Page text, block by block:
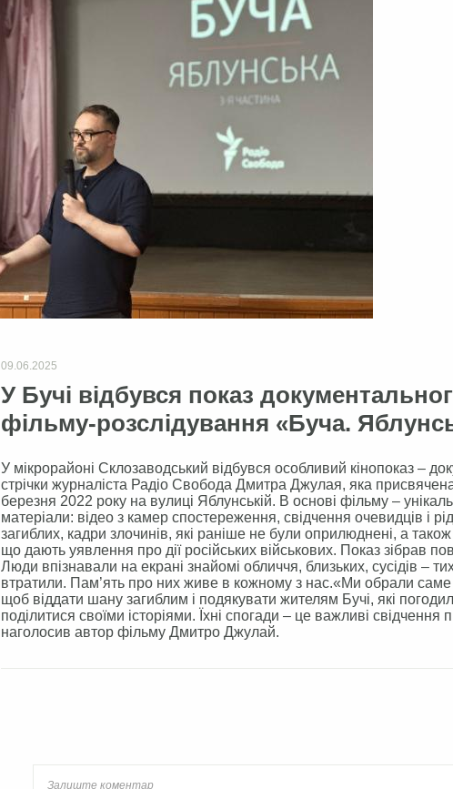
09.06.2025
У Бучі відбувся показ
фільму-розслідування «Буча.
У мікрорайоні Склозаводський відбувся особливий кінопоказ –
стрічки журналіста Радіо Свобода Дмитра Джулая, яка
березня 2022 року на вулиці Яблунській. В основі фільму –
матеріали: відео з камер спостереження, свідчення очевидців і
загиблих, кадри злочинів, які раніше не були оприлюднені, а
що дають уявлення про дії російських військових. Показ зібрав
Люди впізнавали на екрані знайомі обличчя, близьких, сусідів –
втратили. Пам’ять про них живе в кожному з нас.«Ми обрали саме
щоб віддати шану загиблим і подякувати жителям Бучі, які
поділитися своїми історіями. Їхні спогади – це важливі свідчення
наголосив автор фільму Дмитро Джулай.